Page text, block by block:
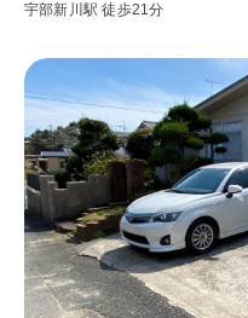
宇部新川駅 徒歩21分